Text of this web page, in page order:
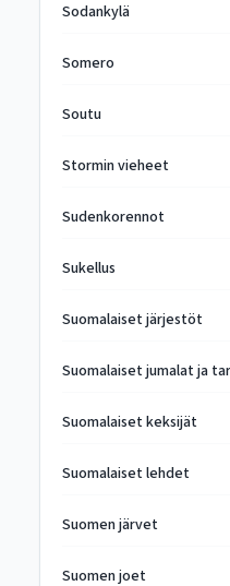
Sodankylä
Somero
Soutu
Stormin vieheet
Sudenkorennot
Sukellus
Suomalaiset järjestöt
Suomalaiset jumalat ja
Suomalaiset keksijät
Suomalaiset lehdet
Suomen järvet
Suomen joet